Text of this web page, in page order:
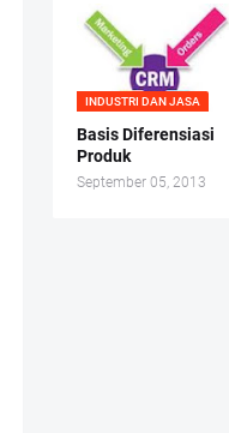
INDUSTRI DAN JASA
Basis Diferensiasi
Produk
September 05, 2013